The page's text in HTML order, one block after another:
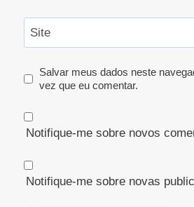
Site
Salvar meus dados neste
vez que eu comentar.
Notifique-me sobre novos
Notifique-me sobre novas